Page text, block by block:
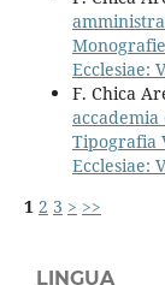
Ecclesiae:
F. Chica
accademia
Tipografia
Ecclesiae:
1 2 3 > >>
LINGUA